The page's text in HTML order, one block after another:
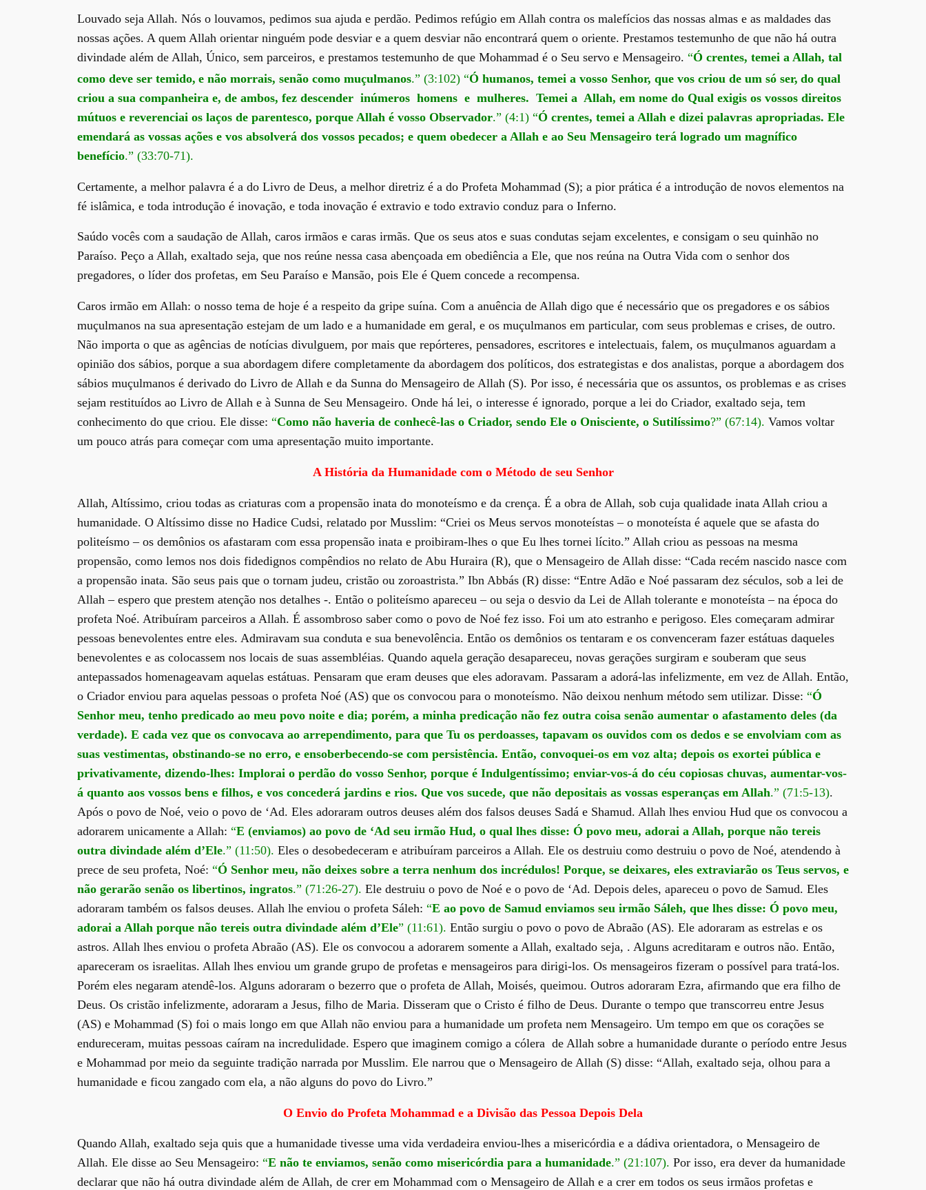
Louvado seja Allah. Nós o louvamos, pedimos sua ajuda e perdão. Pedimos refúgio em Allah contra os malefícios das nossas almas e as maldades das
nossas ações. A quem Allah orientar ninguém pode desviar e a quem desviar não encontrará quem o oriente. Prestamos testemunho de que não há outra
divindade além de Allah, Único, sem parceiros, e prestamos testemunho de que Mohammad é o Seu servo e Mensageiro. “Ó crentes, temei a Allah, tal
como deve ser temido, e não morrais, senão como muçulmanos.” (3:102) “Ó humanos, temei a vosso Senhor, que vos criou de um só ser, do qual
criou a sua companheira e, de ambos, fez descender inúmeros homens e mulheres. Temei a Allah, em nome do Qual exigis os vossos direitos
mútuos e reverenciai os laços de parentesco, porque Allah é vosso Observador.” (4:1) “Ó crentes, temei a Allah e dizei palavras apropriadas. Ele
emendará as vossas ações e vos absolverá dos vossos pecados; e quem obedecer a Allah e ao Seu Mensageiro terá logrado um magnífico
benefício.” (33:70-71).
Certamente, a melhor palavra é a do Livro de Deus, a melhor diretriz é a do Profeta Mohammad (S); a pior prática é a introdução de novos elementos na
fé islâmica, e toda introdução é inovação, e toda inovação é extravio e todo extravio conduz para o Inferno.
Saúdo vocês com a saudação de Allah, caros irmãos e caras irmãs. Que os seus atos e suas condutas sejam excelentes, e consigam o seu quinhão no
Paraíso. Peço a Allah, exaltado seja, que nos reúne nessa casa abençoada em obediência a Ele, que nos reúna na Outra Vida com o senhor dos
pregadores, o líder dos profetas, em Seu Paraíso e Mansão, pois Ele é Quem concede a recompensa.
Caros irmão em Allah: o nosso tema de hoje é a respeito da gripe suína. Com a anuência de Allah digo que é necessário que os pregadores e os sábios
muçulmanos na sua apresentação estejam de um lado e a humanidade em geral, e os muçulmanos em particular, com seus problemas e crises, de outro.
Não importa o que as agências de notícias divulguem, por mais que repórteres, pensadores, escritores e intelectuais, falem, os muçulmanos aguardam a
opinião dos sábios, porque a sua abordagem difere completamente da abordagem dos políticos, dos estrategistas e dos analistas, porque a abordagem dos
sábios muçulmanos é derivado do Livro de Allah e da Sunna do Mensageiro de Allah (S). Por isso, é necessária que os assuntos, os problemas e as crises
sejam restituídos ao Livro de Allah e à Sunna de Seu Mensageiro. Onde há lei, o interesse é ignorado, porque a lei do Criador, exaltado seja, tem
conhecimento do que criou. Ele disse: “Como não haveria de conhecê-las o Criador, sendo Ele o Onisciente, o Sutilíssimo?” (67:14). Vamos voltar
um pouco atrás para começar com uma apresentação muito importante.
A História da Humanidade com o Método de seu Senhor
Allah, Altíssimo, criou todas as criaturas com a propensão inata do monoteísmo e da crença. É a obra de Allah, sob cuja qualidade inata Allah criou a
humanidade. O Altíssimo disse no Hadice Cudsi, relatado por Musslim: “Criei os Meus servos monoteístas – o monoteísta é aquele que se afasta do
politeísmo – os demônios os afastaram com essa propensão inata e proibiram-lhes o que Eu lhes tornei lícito.” Allah criou as pessoas na mesma
propensão, como lemos nos dois fidedignos compêndios no relato de Abu Huraira (R), que o Mensageiro de Allah disse: “Cada recém nascido nasce com
a propensão inata. São seus pais que o tornam judeu, cristão ou zoroastrista.” Ibn Abbás (R) disse: “Entre Adão e Noé passaram dez séculos, sob a lei de
Allah – espero que prestem atenção nos detalhes -. Então o politeísmo apareceu – ou seja o desvio da Lei de Allah tolerante e monoteísta – na época do
profeta Noé. Atribuíram parceiros a Allah. É assombroso saber como o povo de Noé fez isso. Foi um ato estranho e perigoso. Eles começaram admirar
pessoas benevolentes entre eles. Admiravam sua conduta e sua benevolência. Então os demônios os tentaram e os convenceram fazer estátuas daqueles
benevolentes e as colocassem nos locais de suas assembléias. Quando aquela geração desapareceu, novas gerações surgiram e souberam que seus
antepassados homenageavam aquelas estátuas. Pensaram que eram deuses que eles adoravam. Passaram a adorá-las infelizmente, em vez de Allah. Então,
o Criador enviou para aquelas pessoas o profeta Noé (AS) que os convocou para o monoteísmo. Não deixou nenhum método sem utilizar. Disse: “Ó
Senhor meu, tenho predicado ao meu povo noite e dia; porém, a minha predicação não fez outra coisa senão aumentar o afastamento deles (da
verdade). E cada vez que os convocava ao arrependimento, para que Tu os perdoasses, tapavam os ouvidos com os dedos e se envolviam com as
suas vestimentas, obstinando-se no erro, e ensoberbecendo-se com persistência. Então, convoquei-os em voz alta; depois os exortei pública e
privativamente, dizendo-lhes: Implorai o perdão do vosso Senhor, porque é Indulgentíssimo; enviar-vos-á do céu copiosas chuvas, aumentar-vos-
á quanto aos vossos bens e filhos, e vos concederá jardins e rios. Que vos sucede, que não depositais as vossas esperanças em Allah.” (71:5-13).
Após o povo de Noé, veio o povo de ‘Ad. Eles adoraram outros deuses além dos falsos deuses Sadá e Shamud. Allah lhes enviou Hud que os convocou a
adorarem unicamente a Allah: “E (enviamos) ao povo de ‘Ad seu irmão Hud, o qual lhes disse: Ó povo meu, adorai a Allah, porque não tereis
outra divindade além d’Ele.” (11:50). Eles o desobedeceram e atribuíram parceiros a Allah. Ele os destruiu como destruiu o povo de Noé, atendendo à
prece de seu profeta, Noé: “Ó Senhor meu, não deixes sobre a terra nenhum dos incrédulos! Porque, se deixares, eles extraviarão os Teus servos, e
não gerarão senão os libertinos, ingratos.” (71:26-27). Ele destruiu o povo de Noé e o povo de ‘Ad. Depois deles, apareceu o povo de Samud. Eles
adoraram também os falsos deuses. Allah lhe enviou o profeta Sáleh: “E ao povo de Samud enviamos seu irmão Sáleh, que lhes disse: Ó povo meu,
adorai a Allah porque não tereis outra divindade além d’Ele” (11:61). Então surgiu o povo o povo de Abraão (AS). Ele adoraram as estrelas e os
astros. Allah lhes enviou o profeta Abraão (AS). Ele os convocou a adorarem somente a Allah, exaltado seja, . Alguns acreditaram e outros não. Então,
apareceram os israelitas. Allah lhes enviou um grande grupo de profetas e mensageiros para dirigi-los. Os mensageiros fizeram o possível para tratá-los.
Porém eles negaram atendê-los. Alguns adoraram o bezerro que o profeta de Allah, Moisés, queimou. Outros adoraram Ezra, afirmando que era filho de
Deus. Os cristão infelizmente, adoraram a Jesus, filho de Maria. Disseram que o Cristo é filho de Deus. Durante o tempo que transcorreu entre Jesus
(AS) e Mohammad (S) foi o mais longo em que Allah não enviou para a humanidade um profeta nem Mensageiro. Um tempo em que os corações se
endureceram, muitas pessoas caíram na incredulidade. Espero que imaginem comigo a cólera de Allah sobre a humanidade durante o período entre Jesus
e Mohammad por meio da seguinte tradição narrada por Musslim. Ele narrou que o Mensageiro de Allah (S) disse: “Allah, exaltado seja, olhou para a
humanidade e ficou zangado com ela, a não alguns do povo do Livro.”
O Envio do Profeta Mohammad e a Divisão das Pessoa Depois Dela
Quando Allah, exaltado seja quis que a humanidade tivesse uma vida verdadeira enviou-lhes a misericórdia e a dádiva orientadora, o Mensageiro de
Allah. Ele disse ao Seu Mensageiro: “E não te enviamos, senão como misericórdia para a humanidade.” (21:107). Por isso, era dever da humanidade
declarar que não há outra divindade além de Allah, de crer em Mohammad com o Mensageiro de Allah e a crer em todos os seus irmãos profetas e